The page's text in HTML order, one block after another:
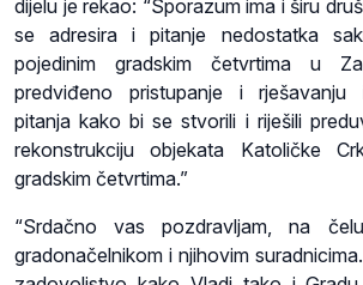
dijelu je rekao: “Sporazum ima i širu
se adresira i pitanje nedostatka
pojedinim gradskim četvrtima u
predviđeno pristupanje i rješavanju
pitanja kako bi se stvorili i riješili
rekonstrukciju objekata Katoličke
gradskim četvrtima.”
“Srdačno vas pozdravljam, na
gradonačelnikom i njihovim